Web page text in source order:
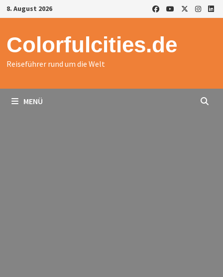
Zurück
zum
8. August 2026
Colorfulcities.de
Reiseführer rund um die Welt
MENÜ